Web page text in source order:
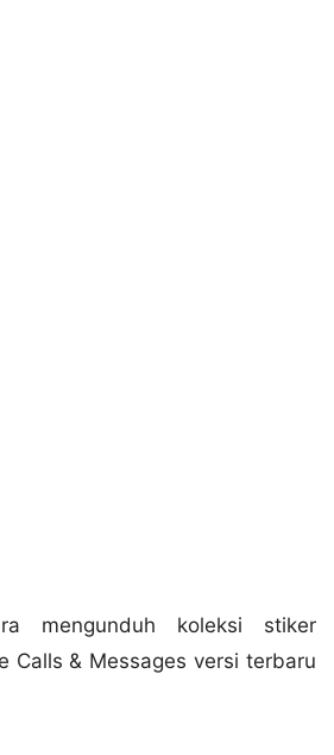
mengunduh koleksi stiker
Calls & Messages versi terbaru